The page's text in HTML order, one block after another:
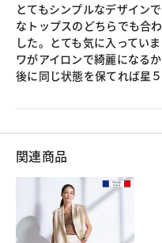
とてもシンプルなデザイン
なトップスのどちらでも合
した。とても気に入ってい
ワがアイロンで綺麗になる
後に同じ状態を保てれば星
関連商品